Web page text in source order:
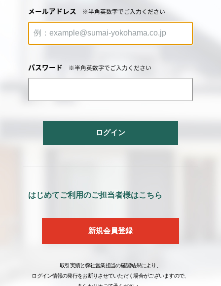
メールアドレス ※半角英数字でご入力ください
パスワード ※半角英数字でご入力ください
ログイン
はじめてご利用のご担当者様はこちら
新規会員登録
取引実績と弊社営業担当の確認結果により、
ログイン情報の発行をお断りさせていただく場合がございますので、